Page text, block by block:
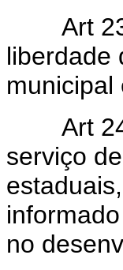
Art
liberdade
municipal
Art
serviço
no